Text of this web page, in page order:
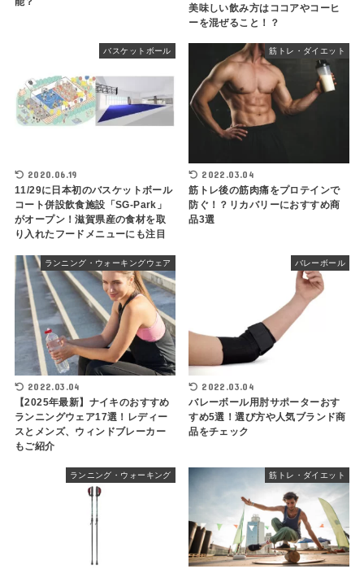
美味しい飲み方はココアやコーヒ
ーを混ぜること！？
バスケットボール
2020.06.19
11/29に日本初のバスケットボール
コート併設飲食施設「SG-Park」
がオープン！滋賀県産の食材を取
り入れたフードメニューにも注目
筋トレ・ダイエット
2022.03.04
筋トレ後の筋肉痛をプロテインで
防ぐ！？リカバリーにおすすめ商
品3選
ランニング・ウォーキングウェア
2022.03.04
【2025年最新】ナイキのおすすめ
ランニングウェア17選！レディー
スとメンズ、ウィンドブレーカー
もご紹介
バレーボール
2022.03.04
バレーボール用肘サポーターおす
すめ5選！選び方や人気ブランド商
品をチェック
ランニング・ウォーキング 筋トレ・ダイエット